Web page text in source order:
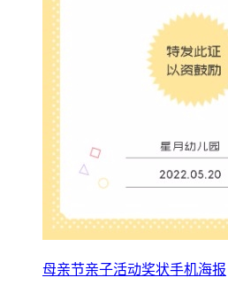
母亲节亲子活动奖状手机海报